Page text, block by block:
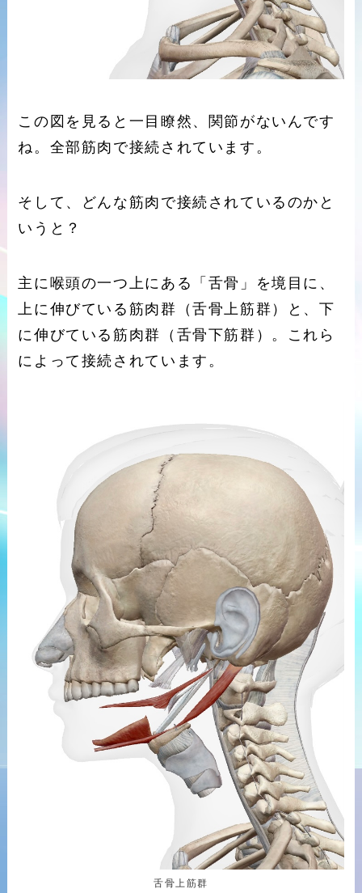
この図を見ると一目瞭然、関節がないんです
ね。全部筋肉で接続されています。
そして、どんな筋肉で接続されているのかと
いうと？
主に喉頭の一つ上にある「舌骨」を境目に、
上に伸びている筋肉群（舌骨上筋群）と、下
に伸びている筋肉群（舌骨下筋群）。これら
によって接続されています。
舌骨上筋群